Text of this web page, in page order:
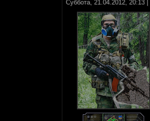
Суббота, 21.04.2012, 20:13